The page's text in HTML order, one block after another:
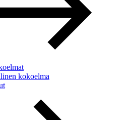
kokoelma